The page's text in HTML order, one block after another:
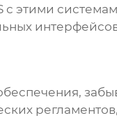
с этими